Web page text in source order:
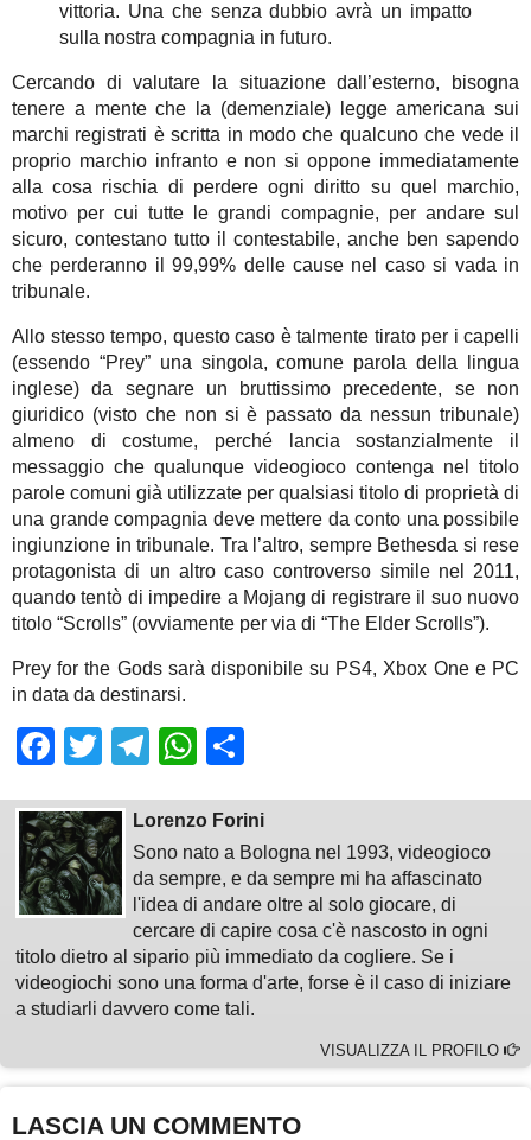
vittoria. Una che senza dubbio avrà un impatto
sulla nostra compagnia in futuro.
Cercando di valutare la situazione dall’esterno, bisogna
tenere a mente che la (demenziale) legge americana sui
marchi registrati è scritta in modo che qualcuno che vede il
proprio marchio infranto e non si oppone immediatamente
alla cosa rischia di perdere ogni diritto su quel marchio,
motivo per cui tutte le grandi compagnie, per andare sul
sicuro, contestano tutto il contestabile, anche ben sapendo
che perderanno il 99,99% delle cause nel caso si vada in
tribunale.
Allo stesso tempo, questo caso è talmente tirato per i capelli
(essendo “Prey” una singola, comune parola della lingua
inglese) da segnare un bruttissimo precedente, se non
giuridico (visto che non si è passato da nessun tribunale)
almeno di costume, perché lancia sostanzialmente il
messaggio che qualunque videogioco contenga nel titolo
parole comuni già utilizzate per qualsiasi titolo di proprietà di
una grande compagnia deve mettere da conto una possibile
ingiunzione in tribunale. Tra l’altro, sempre Bethesda si rese
protagonista di un altro caso controverso simile nel 2011,
quando tentò di impedire a Mojang di registrare il suo nuovo
titolo “Scrolls” (ovviamente per via di “The Elder Scrolls”).
Prey for the Gods sarà disponibile su PS4, Xbox One e PC
in data da destinarsi.
Facebook
TwitterTelegram
WhatsApp
Lorenzo Forini
Sono nato a Bologna nel 1993, videogioco
da sempre, e da sempre mi ha affascinato
l'idea di andare oltre al solo giocare, di
cercare di capire cosa c'è nascosto in ogni
titolo dietro al sipario più immediato da cogliere. Se i
videogiochi sono una forma d'arte, forse è il caso di iniziare
a studiarli davvero come tali.
VISUALIZZA IL PROFILO
LASCIA UN COMMENTO